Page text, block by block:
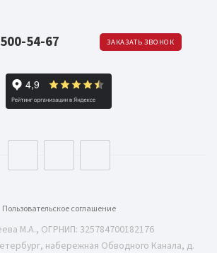
54-67 ЗАКАЗАТЬ ЗВОНОК
Пользовательское соглашение
М.А., ОГРНИП: 325784700182176
набережная Обводного Канала, д.